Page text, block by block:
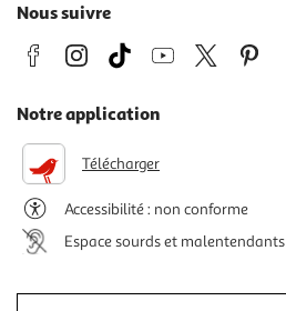
Nous suivre
Notre application
Télécharger
Accessibilité : non conforme
Espace sourds et malentendants